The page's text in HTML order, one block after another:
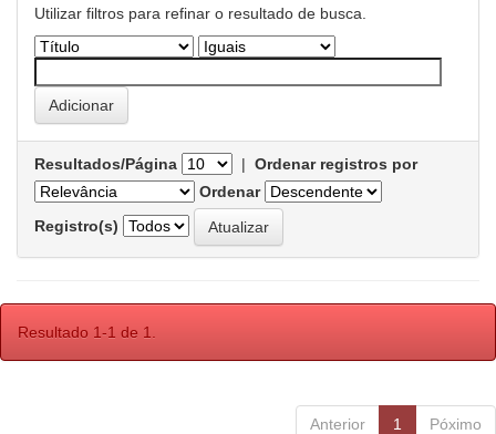
Utilizar filtros para refinar o resultado de busca.
Resultados/Página | Ordenar registros por
Ordenar
Registro(s)
Resultado 1-1 de 1.
Anterior 1 Póximo